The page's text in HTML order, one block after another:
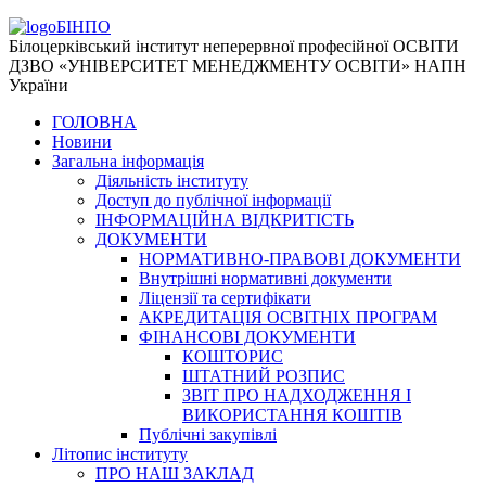
БІНПО
Білоцерківський інститут неперервної професійної ОСВІТИ
ДЗВО «УНІВЕРСИТЕТ МЕНЕДЖМЕНТУ ОСВІТИ» НАПН
України
ГОЛОВНА
Новини
Загальна інформація
Діяльність інституту
Доступ до публічної інформації
ІНФОРМАЦІЙНА ВІДКРИТІСТЬ
ДОКУМЕНТИ
НОРМАТИВНО-ПРАВОВІ ДОКУМЕНТИ
Внутрішні нормативні документи
Ліцензії та сертифікати
АКРЕДИТАЦІЯ ОСВІТНІХ ПРОГРАМ
ФІНАНСОВІ ДОКУМЕНТИ
КОШТОРИС
ШТАТНИЙ РОЗПИС
ЗВІТ ПРО НАДХОДЖЕННЯ І
ВИКОРИСТАННЯ КОШТІВ
Публічні закупівлі
Літопис інституту
ПРО НАШ ЗАКЛАД